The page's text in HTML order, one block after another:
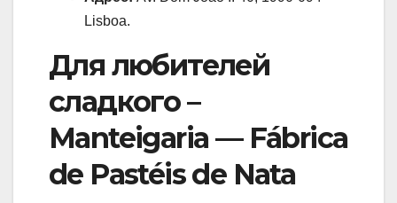
Lisboa.
Для любителей
сладкого –
Manteigaria — Fábrica
de Pastéis de Nata